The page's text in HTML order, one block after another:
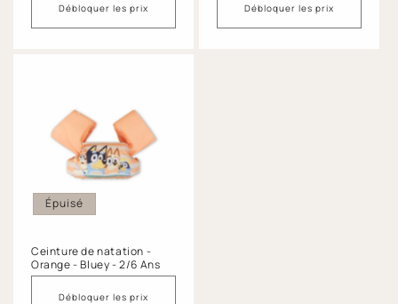
Débloquer les prix Débloquer les prix
Épuisé
Ceinture de natation -
Orange - Bluey - 2/6 Ans
Débloquer les prix